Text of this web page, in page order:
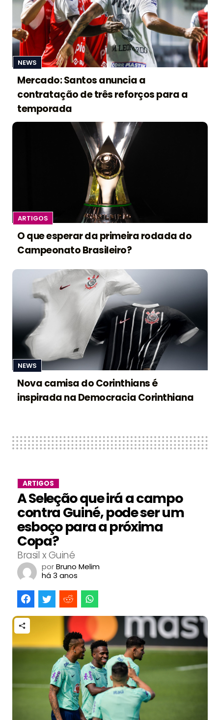
NEWS
Mercado: Santos anuncia a
contratação de três reforços para a
temporada
ARTIGOS
O que esperar da primeira rodada do
Campeonato Brasileiro?
NEWS
Nova camisa do Corinthians é
inspirada na Democracia Corinthiana
ARTIGOS
A Seleção que irá a campo
contra Guiné, pode ser um
esboço para a próxima
Copa?
Brasil x Guiné
porBruno Melim
há 3 anos